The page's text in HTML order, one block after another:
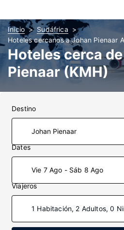
Inicio
Sudáfrica
Hoteles cercanos a Johan Pienaar
Hoteles cerca
Pienaar (KMH)
Destino
Dates
Vie 7 Ago - Sáb 8 Ago
Viajeros
1 Habitación, 2 Adultos, 0